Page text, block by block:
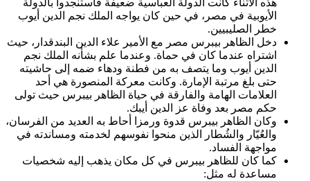
هذه الأثناء كانت الدولة العباسية ضعيفة فاستنجدوا بالدولة
الأيوبية في مصر، في حين كان يواجه الملك نجم الدين أيوب
خطر الصليبيين.
دخل الظاهر بيبرس مصر مع الأمير علاء الدين البندقدار، حيث
اشتراه عندما كان في حماة. وعندما علم بشأنه الملك نجم
الدين أيوب وما يتصف به من فطنة ودهاء ضمه إلى حاشيته
حتى بلغ مرتبة الإمارة. وكانت معركة المنصورة هي أحد
العلامات الهامة والفارقة في حياة الظاهر بيبرس حيث تولى
حكم مصر بعد وفاة عز الدين أيبك.
وكان الظاهر بيبرس قدوة ورمزا أحاط به العديد من الفرسان،
والعُيّار والشُطار الذين منحوا نفوسهم لخدمته ومساندته في
مواجهة الفساد.
كما كان للظاهر بيبرس في كل مكان يذهب إليه شخصيات
مساعدة له مثل: